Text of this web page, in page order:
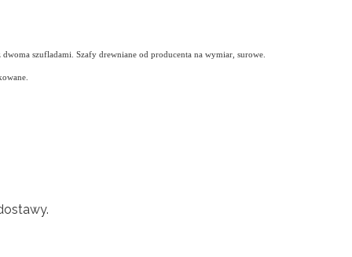
szufladami. Szafy drewniane od producenta na wymiar, surowe.